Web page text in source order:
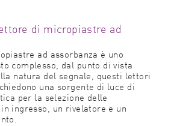
di micropiastre ad
ad assorbanza è uno
complesso, dal punto di vista
natura del segnale, questi lettori
una sorgente di luce di
per la selezione delle
ingresso, un rivelatore e un